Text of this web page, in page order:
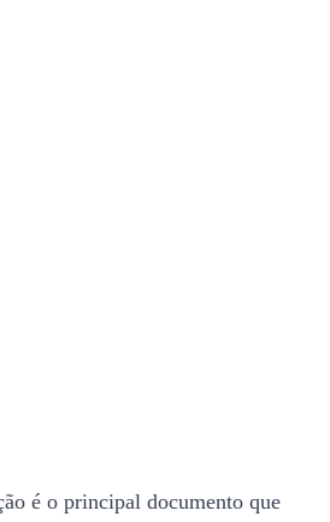
é o principal documento que